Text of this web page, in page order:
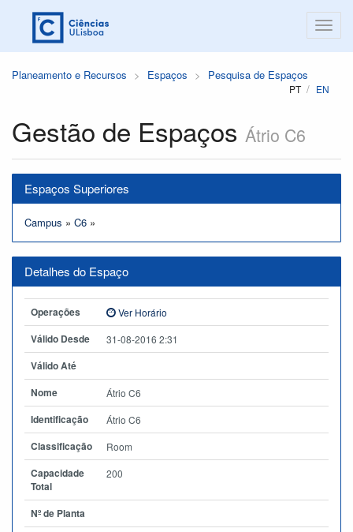
Planeamento e Recursos Espaços Pesquisa de Espaços
PT EN
Gestão de Espaços Átrio C6
Espaços Superiores
Campus » C6 »
Detalhes do Espaço
Operações Ver Horário
Válido Desde 31-08-2016 2:31
Válido Até
Nome
Átrio C6
Identificação Átrio C6
Classificação Room
Capacidade
Total
200
Nº de Planta